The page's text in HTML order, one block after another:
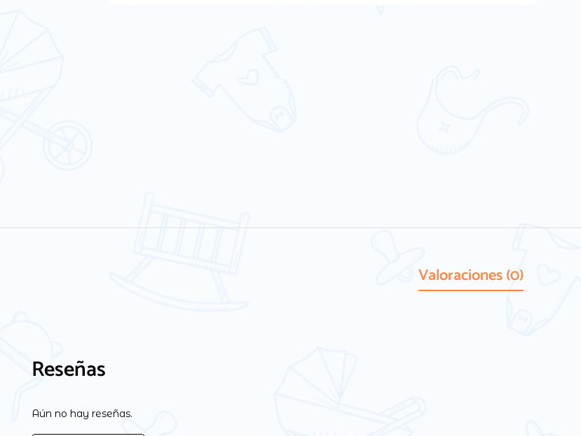
Valoraciones (0)
Reseñas
Aún no hay reseñas.